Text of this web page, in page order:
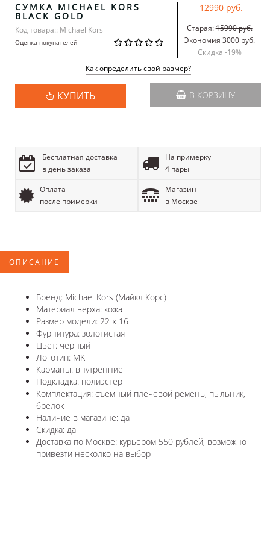
СУМКА MICHAEL KORS
BLACK GOLD
Код товара:: Michael Kors
Оценка покупателей
12990 руб.
Старая:15990 руб.
Экономия 3000 руб.
Скидка -19%
Как определить свой размер?
КУПИТЬ В КОРЗИНУ
Бесплатная доставка
в день заказа
На примерку
4 пары
Оплата
после примерки
Магазин
в Москве
ОПИСАНИЕ
Бренд: Michael Kors (Майкл Корс)
Материал верха: кожа
Размер модели: 22 x 16
Фурнитура: золотистая
Цвет: черный
Логотип: MK
Карманы: внутренние
Подкладка: полиэстер
Комплектация: съемный плечевой ремень, пыльник,
брелок
Наличие в магазине: да
Скидка: да
Доставка по Москве: курьером 550 рублей, возможно
привезти несколко на выбор